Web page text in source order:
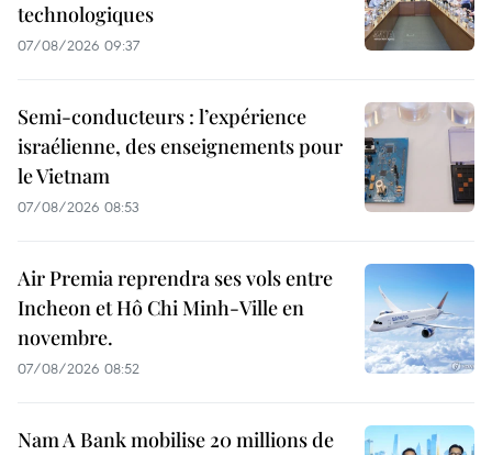
technologiques
07/08/2026 09:37
Semi-conducteurs : l’expérience
israélienne, des enseignements pour
le Vietnam
07/08/2026 08:53
Air Premia reprendra ses vols entre
Incheon et Hô Chi Minh-Ville en
novembre.
07/08/2026 08:52
Nam A Bank mobilise 20 millions de